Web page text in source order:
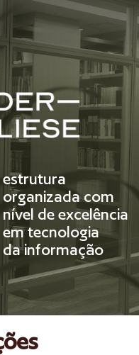
estrutura
organizada com
nível de excelência
em tecnologia
da informação